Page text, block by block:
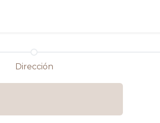
Dirección